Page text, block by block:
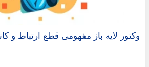
وکتور لایه باز مفهومی قطع ارتباط و